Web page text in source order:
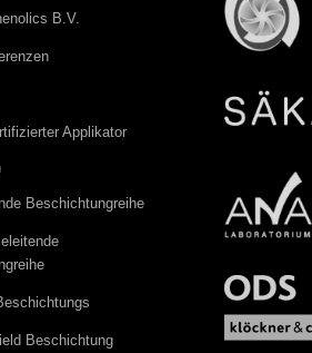
B.V.
Applikator
Beschichtungreihe
Beschichtung